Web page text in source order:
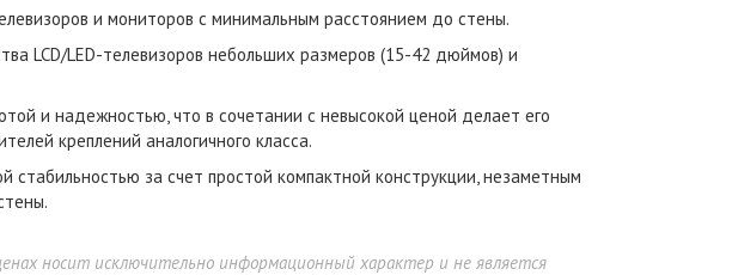
и мониторов с минимальным расстоянием до стены.
LCD/LED-телевизоров небольших размеров (15-42 дюймов) и
и надежностью, что в сочетании с невысокой ценой делает его
креплений аналогичного класса.
за счет простой компактной конструкции, незаметным
носит исключительно информационный характер и не является